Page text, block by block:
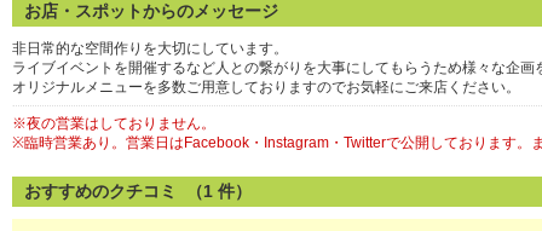
お店・スポットからのメッセージ
非日常的な空間作りを大切にしています。
ライブイベントを開催するなど人との繋がりを大事にしてもらうため様々な企画
オリジナルメニューを多数ご用意しておりますのでお気軽にご来店ください。
※夜の営業はしておりません。
※臨時営業あり。営業日はFacebook・Instagram・Twitterで公開しております。
おすすめのクチコミ （1 件）